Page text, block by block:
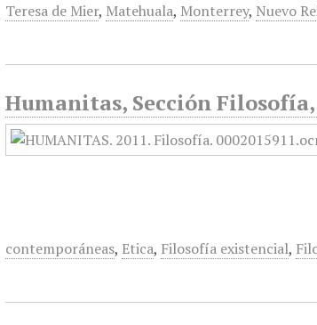
Teresa de Mier, Matehuala, Monterrey, Nuevo
Humanitas, Sección
contemporáneas, Etica, Filosofía existencial,